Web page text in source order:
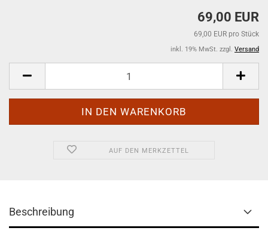
69,00 EUR
69,00 EUR pro Stück
inkl. 19% MwSt. zzgl. Versand
AUF DEN MERKZETTEL
Beschreibung